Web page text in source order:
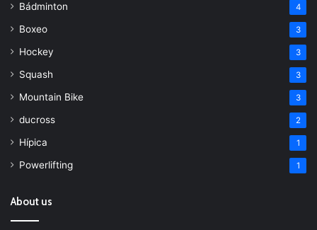
Bádminton 4
Boxeo 3
Hockey 3
Squash 3
Mountain Bike 3
ducross 2
Hípica 1
Powerlifting 1
About us